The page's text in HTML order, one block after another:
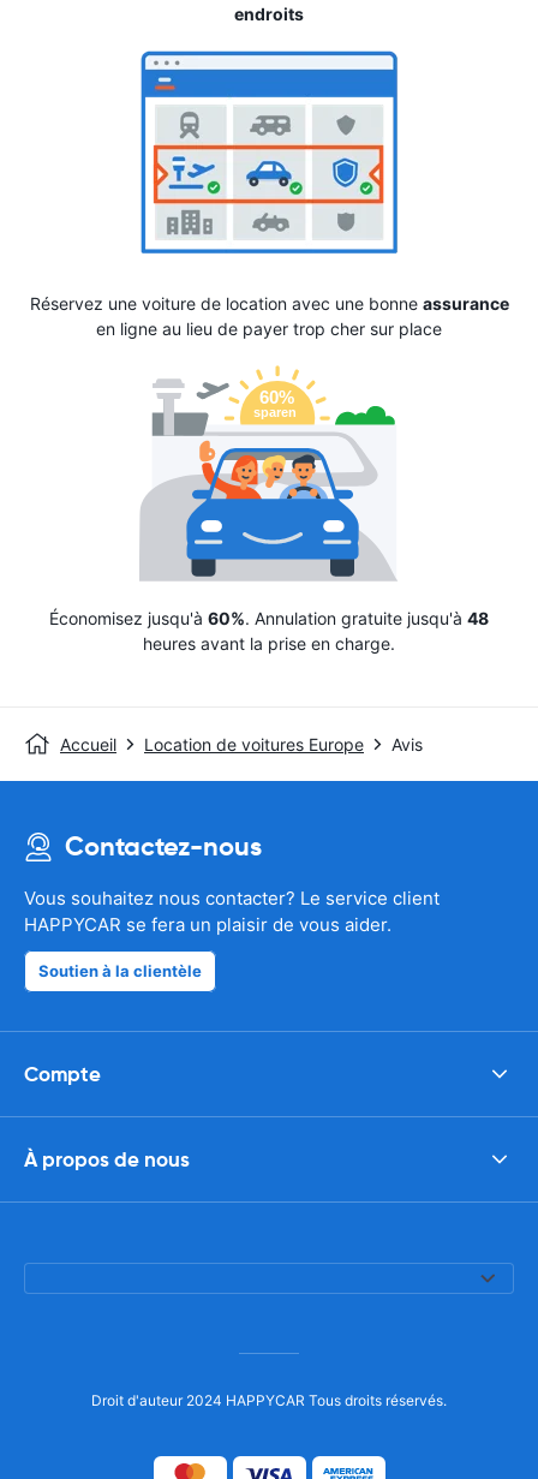
endroits
Réservez une voiture de location avec une bonne assurance
en ligne au lieu de payer trop cher sur place
Économisez jusqu'à 60%. Annulation gratuite jusqu'à 48
heures avant la prise en charge.
Accueil Location de voitures Europe Avis
Contactez-nous
Vous souhaitez nous contacter? Le service client
HAPPYCAR se fera un plaisir de vous aider.
Soutien à la clientèle
Compte
À propos de nous
Droit d'auteur 2024 HAPPYCAR Tous droits réservés.